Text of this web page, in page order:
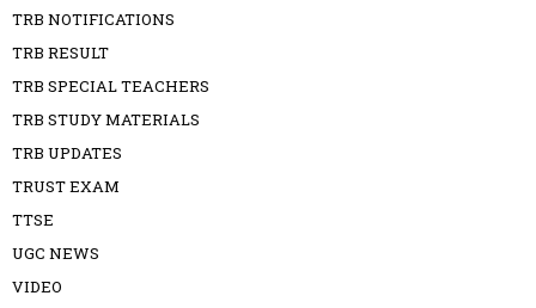
TRB NOTIFICATIONS
TRB RESULT
TRB SPECIAL TEACHERS
TRB STUDY MATERIALS
TRB UPDATES
TRUST EXAM
TTSE
UGC NEWS
VIDEO